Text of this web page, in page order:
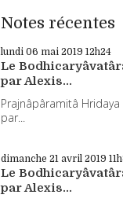
Notes récentes
lundi 06 mai 2019 12h24
Le
par Alexis...
Prajnâpâramitâ
par...
dimanche 21 avril 2019
Le
par Alexis...